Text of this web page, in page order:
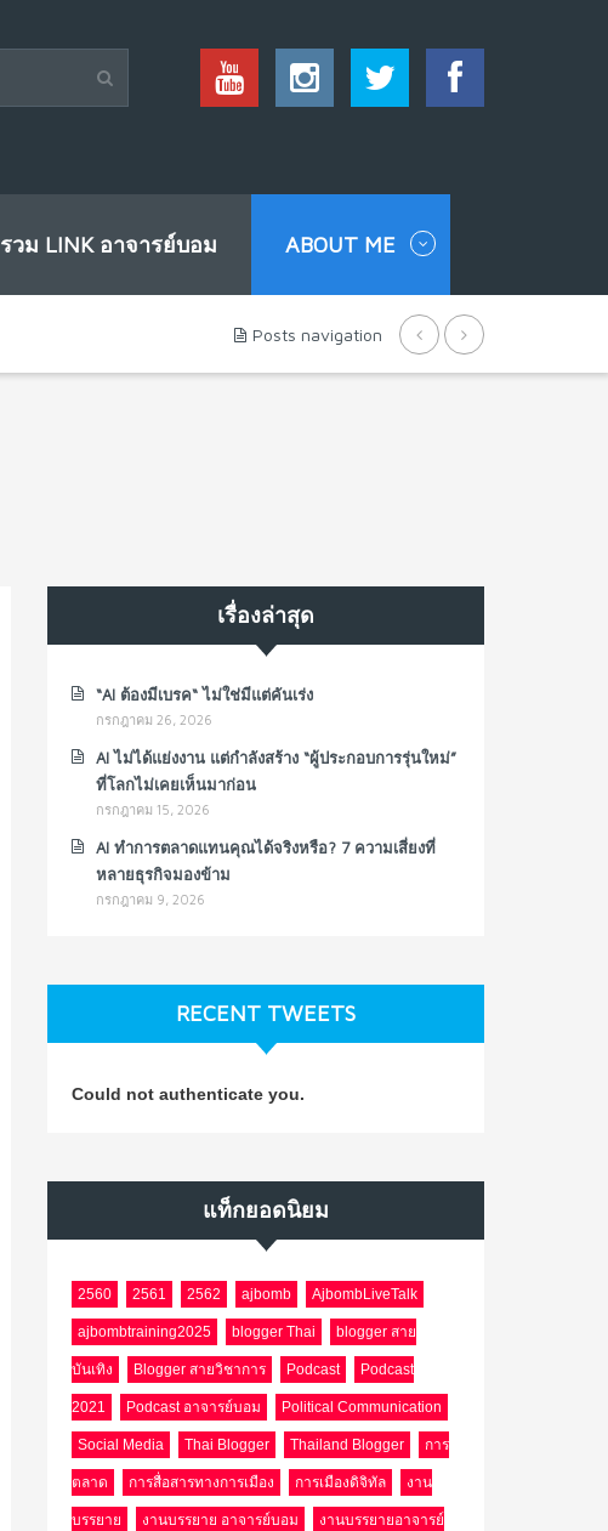
รวม LINK อาจารย์บอม ABOUT ME
Posts navigation
เรื่องล่าสุด
“AI ต้องมีเบรค“ ไม่ใช่มีแต่คันเร่ง
กรกฎาคม 26, 2026
AI ไม่ได้แย่งงาน แต่กำลังสร้าง “ผู้ประกอบการรุ่นใหม่”
ที่โลกไม่เคยเห็นมาก่อน
กรกฎาคม 15, 2026
AI ทำการตลาดแทนคุณได้จริงหรือ? 7 ความเสี่ยงที่
หลายธุรกิจมองข้าม
กรกฎาคม 9, 2026
RECENT TWEETS
Could not authenticate you.
แท็กยอดนิยม
2560 2561 2562 ajbomb AjbombLiveTalk
ajbombtraining2025 blogger Thai blogger สาย
บันเทิง Blogger สายวิชาการ Podcast Podcast
2021 Podcast อาจารย์บอม Political Communication
Social Media Thai Blogger Thailand Blogger การ
ตลาด การสื่อสารทางการเมือง การเมืองดิจิทัล งาน
บรรยาย งานบรรยาย อาจารย์บอม งานบรรยายอาจารย์